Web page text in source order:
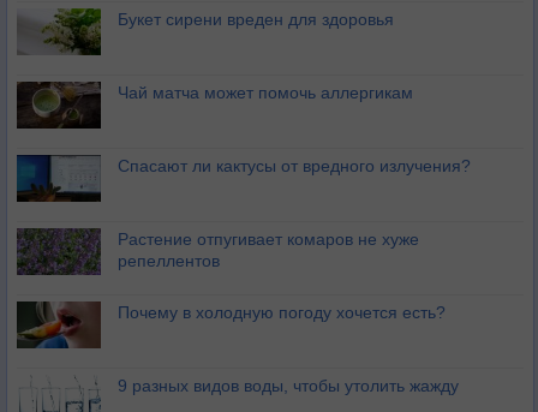
Букет сирени вреден для здоровья
Чай матча может помочь аллергикам
Спасают ли кактусы от вредного излучения?
Растение отпугивает комаров не хуже
репеллентов
Почему в холодную погоду хочется есть?
9 разных видов воды, чтобы утолить жажду